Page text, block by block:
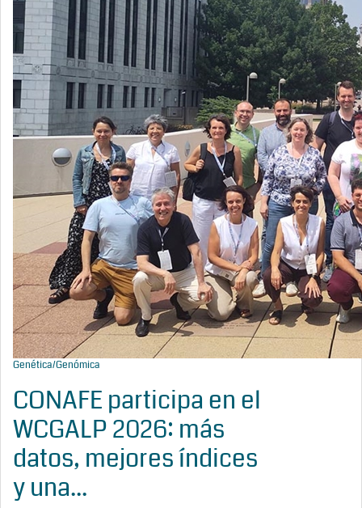
Genética/Genómica
CONAFE participa en el
WCGALP 2026: más
datos, mejores índices
y una...